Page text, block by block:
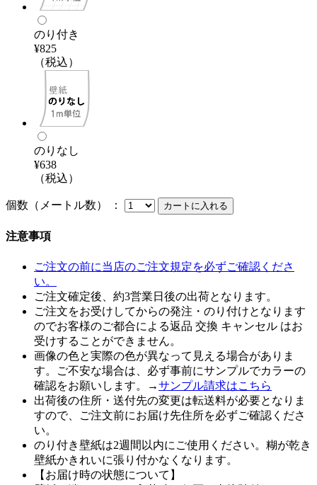
のり付き
¥825
（税込）
のりなし
¥638
（税込）
個数（メートル数） ：
注意事項
ご注文の前に当店のご注文規定を必ずご確認くださ
い。
ご注文確定後、約3営業日後の出荷となります。
ご注文をお受けしてからの発注・のり付けとなります
のでお客様のご都合による返品 交換 キャンセル はお
受けすることができません。
画像の色と実際の色が異なって見える場合がありま
す。ご不安な場合は、必ず事前にサンプルでカラーの
確認をお願いします。→サンプル請求はこちら
出荷後の住所・送付先の変更は転送料が必要となりま
すので、ご注文前にお届け先住所を必ずご確認くださ
い。
のり付き壁紙は2週間以内にご使用ください。糊が乾き
壁紙かきれいに張り付かなくなります。
【お届け時の状態について】